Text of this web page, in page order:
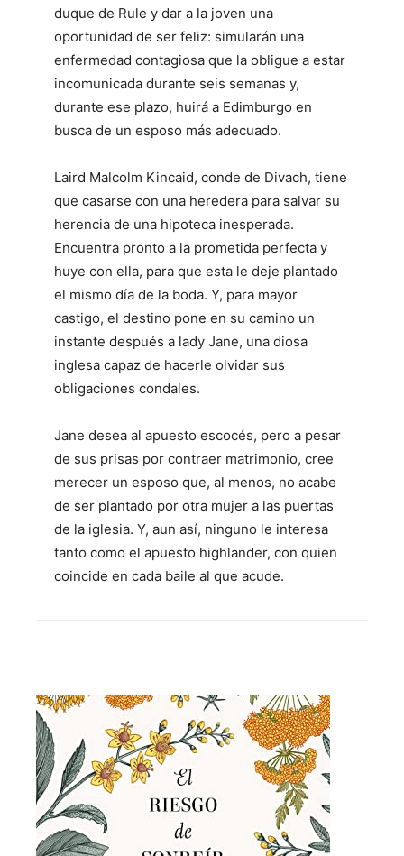
duque de Rule y dar a la joven una
oportunidad de ser feliz: simularán una
enfermedad contagiosa que la obligue a estar
incomunicada durante seis semanas y,
durante ese plazo, huirá a Edimburgo en
busca de un esposo más adecuado.
Laird Malcolm Kincaid, conde de Divach, tiene
que casarse con una heredera para salvar su
herencia de una hipoteca inesperada.
Encuentra pronto a la prometida perfecta y
huye con ella, para que esta le deje plantado
el mismo día de la boda. Y, para mayor
castigo, el destino pone en su camino un
instante después a lady Jane, una diosa
inglesa capaz de hacerle olvidar sus
obligaciones condales.
Jane desea al apuesto escocés, pero a pesar
de sus prisas por contraer matrimonio, cree
merecer un esposo que, al menos, no acabe
de ser plantado por otra mujer a las puertas
de la iglesia. Y, aun así, ninguno le interesa
tanto como el apuesto highlander, con quien
coincide en cada baile al que acude.